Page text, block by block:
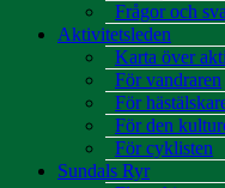
Frågor och
Aktivitetsleden
Karta över
För vandraren
För
För den
För cyklisten
Sundals Ryr